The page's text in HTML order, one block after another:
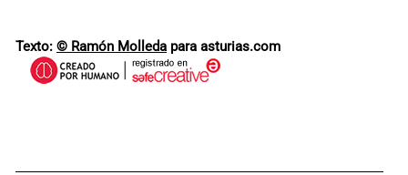
Texto: © Ramón Molleda para asturias.com